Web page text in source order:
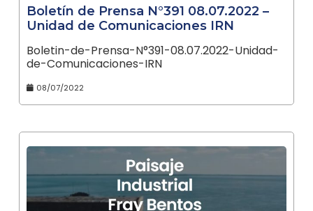
Boletín de Prensa N°391 08.07.2022 –
Unidad de Comunicaciones IRN
Boletin-de-Prensa-N°391-08.07.2022-Unidad-
de-Comunicaciones-IRN
08/07/2022